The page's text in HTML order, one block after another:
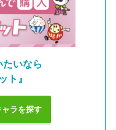
いなら
ト』
ラを探す